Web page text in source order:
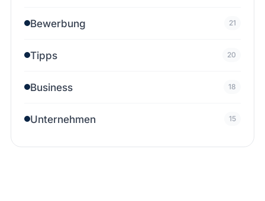
Bewerbung 21
Tipps 20
Business 18
Unternehmen 15